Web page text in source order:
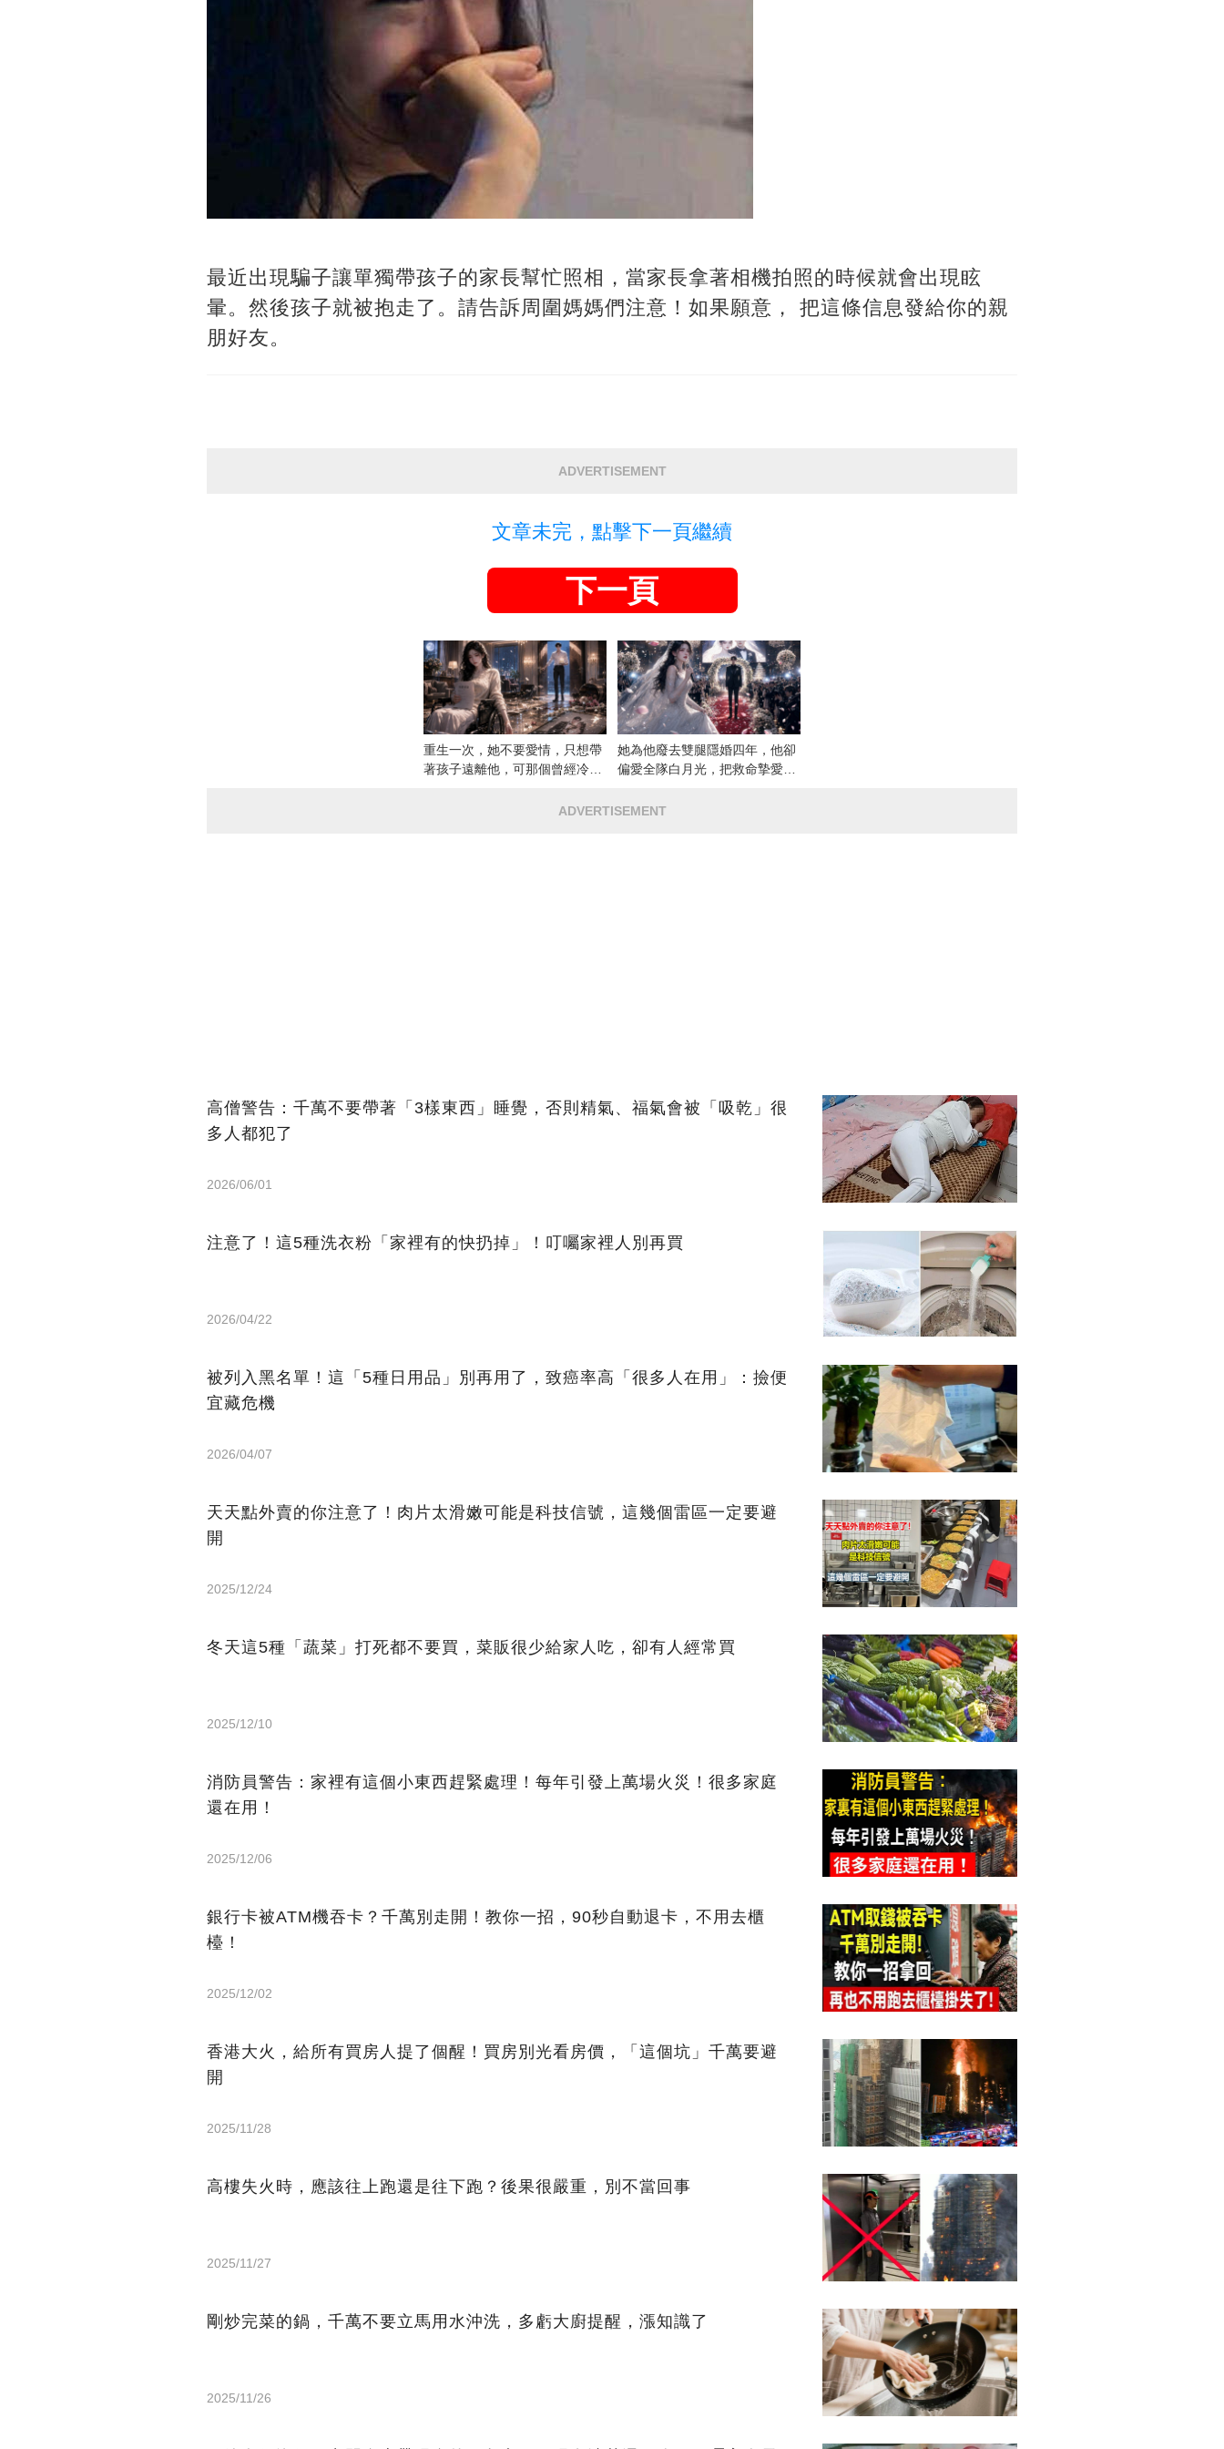
最近出現騙子讓單獨帶孩子的家長幫忙照相，當家長拿著相機拍照的時候就會出現眩
暈。然後孩子就被抱走了。請告訴周圍媽媽們注意！如果願意， 把這條信息發給你的親
朋好友。
ADVERTISEMENT
文章未完，點擊下一頁繼續
下一頁
重生一次，她不要愛情，只想帶
著孩子遠離他，可那個曾經冷漠
她為他廢去雙腿隱婚四年，他卻
偏愛全隊白月光，把救命摯愛當
ADVERTISEMENT
高僧警告：千萬不要帶著「3樣東西」睡覺，否則精氣、福氣會被「吸乾」很
多人都犯了
2026/06/01
注意了！這5種洗衣粉「家裡有的快扔掉」！叮囑家裡人別再買
2026/04/22
被列入黑名單！這「5種日用品」別再用了，致癌率高「很多人在用」：撿便
宜藏危機
2026/04/07
天天點外賣的你注意了！肉片太滑嫩可能是科技信號，這幾個雷區一定要避
開
2025/12/24
冬天這5種「蔬菜」打死都不要買，菜販很少給家人吃，卻有人經常買
2025/12/10
消防員警告：家裡有這個小東西趕緊處理！每年引發上萬場火災！很多家庭
還在用！
2025/12/06
銀行卡被ATM機吞卡？千萬別走開！教你一招，90秒自動退卡，不用去櫃
檯！
2025/12/02
香港大火，給所有買房人提了個醒！買房別光看房價，「這個坑」千萬要避
開
2025/11/28
高樓失火時，應該往上跑還是往下跑？後果很嚴重，別不當回事
2025/11/27
剛炒完菜的鍋，千萬不要立馬用水沖洗，多虧大廚提醒，漲知識了
2025/11/26